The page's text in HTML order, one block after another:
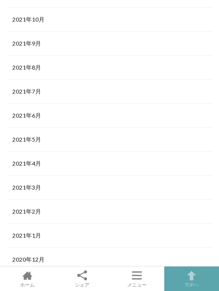
2021年10月
2021年9月
2021年8月
2021年7月
2021年6月
2021年5月
2021年4月
2021年3月
2021年2月
2021年1月
2020年12月
ホーム シェア メニュー TOPへ